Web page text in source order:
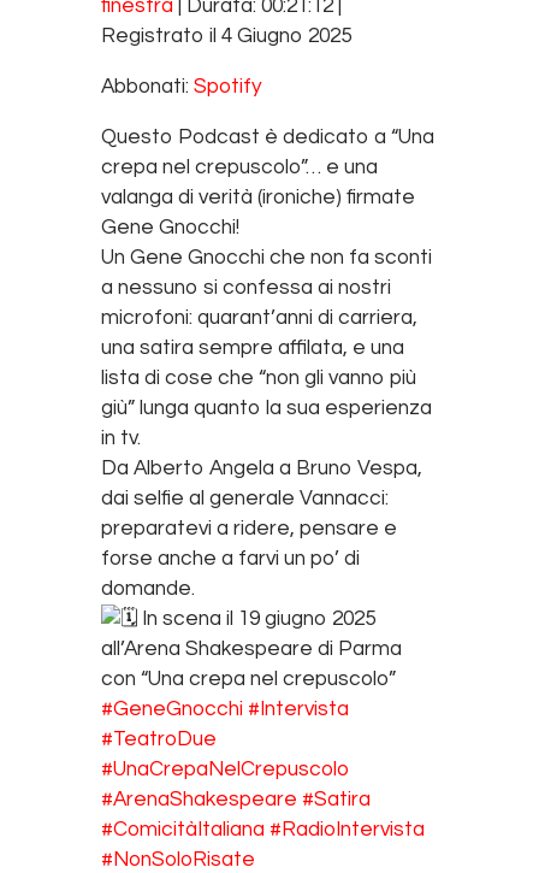
Spotify
RSS FEED
SHARE
finestra
Durata: 00:21:12
Registrato il 4 Giugno 2025
Abbonati: Spotify
Questo Podcast è dedicato a “Una
crepa nel crepuscolo”… e una
valanga di verità (ironiche) firmate
Gene Gnocchi!
Un Gene Gnocchi che non fa sconti
a nessuno si confessa ai nostri
microfoni: quarant’anni di carriera,
una satira sempre affilata, e una
lista di cose che “non gli vanno più
giù” lunga quanto la sua esperienza
in tv.
Da Alberto Angela a Bruno Vespa,
dai selfie al generale Vannacci:
preparatevi a ridere, pensare e
forse anche a farvi un po’ di
domande.
In scena il 19 giugno 2025
all’Arena Shakespeare di Parma
con “Una crepa nel crepuscolo”
#GeneGnocchi #Intervista
#TeatroDue
#UnaCrepaNelCrepuscolo
#ArenaShakespeare #Satira
#ComicitàItaliana #RadioIntervista
#NonSoloRisate